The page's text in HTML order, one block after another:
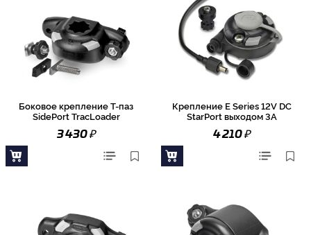
Боковое крепление Т-паз
SidePort TracLoader
3 430₽
Крепление E Series 12V DC
StarPort выходом 3А
4 210₽